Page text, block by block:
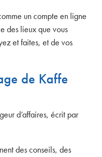
un compte en ligne
des lieux que vous
et faites, et de vos
de Kaffe
d’affaires, écrit par
des conseils, des